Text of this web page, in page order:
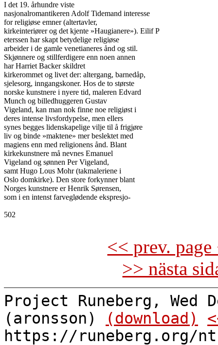
I det 19. århundre viste
nasjonalromantikeren Adolf Tidemand interesse
for religiøse emner (altertavler,
kirkeinteriører og det kjente »Haugianere»). Eilif P
eterssen har skapt betydelige religiøse
arbeider i de gamle venetianeres ånd og stil.
Skjønnere og stillferdigere enn noen annen
har Harriet Backer skildret
kirkerommet og livet der: altergang, barnedåp,
sjelesorg, inngangskoner. Hos de to største
norske kunstnere i nyere tid, maleren Edvard
Munch og billedhuggeren Gustav
Vigeland, kan man nok finne noe religiøst i
deres intense livsfordypelse, men ellers
synes begges lidenskapelige vilje til å frigjøre
liv og binde »maktene» mer beslektet med
magiens enn med religionens ånd. Blant
kirkekunstnere må nevnes Emanuel
Vigeland og sønnen Per Vigeland,
samt Hugo Lous Mohr (takmaleriene i
Oslo domkirke). Den store forkynner blant
Norges kunstnere er Henrik Sørensen,
som i en intenst farveglødende ekspresjo-
502
<< prev.
>> nästa
Project Runeberg, Wed
(aronsson)
(download)
https://runeberg.org/